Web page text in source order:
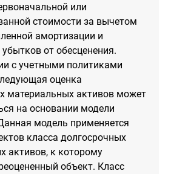
или
стоимости за вычетом
амортизации и
от обесценения.
с учетными политиками
оценка
материальных активов может
на основании модели
модель применяется
класса долгосрочных
активов, к которому
объект. Класс